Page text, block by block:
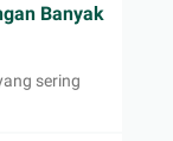
Banyak
sering